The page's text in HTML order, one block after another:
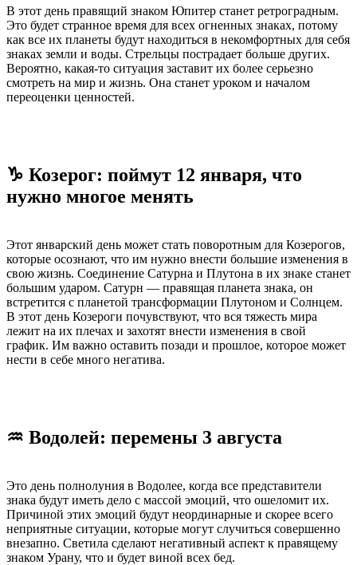
В этот день правящий знаком Юпитер станет ретроградным.
Это будет странное время для всех огненных знаках, потому
как все их планеты будут находиться в некомфортных для себя
знаках земли и воды. Стрельцы пострадает больше других.
Вероятно, какая-то ситуация заставит их более серьезно
смотреть на мир и жизнь. Она станет уроком и началом
переоценки ценностей.
♑ Козерог: поймут 12 января, что
нужно многое менять
Этот январский день может стать поворотным для Козерогов,
которые осознают, что им нужно внести большие изменения в
свою жизнь. Соединение Сатурна и Плутона в их знаке станет
большим ударом. Сатурн — правящая планета знака, он
встретится с планетой трансформации Плутоном и Солнцем.
В этот день Козероги почувствуют, что вся тяжесть мира
лежит на их плечах и захотят внести изменения в свой
график. Им важно оставить позади и прошлое, которое может
нести в себе много негатива.
♒ Водолей: перемены 3 августа
Это день полнолуния в Водолее, когда все представители
знака будут иметь дело с массой эмоций, что ошеломит их.
Причиной этих эмоций будут неординарные и скорее всего
неприятные ситуации, которые могут случиться совершенно
внезапно. Светила сделают негативный аспект к правящему
знаком Урану, что и будет виной всех бед.